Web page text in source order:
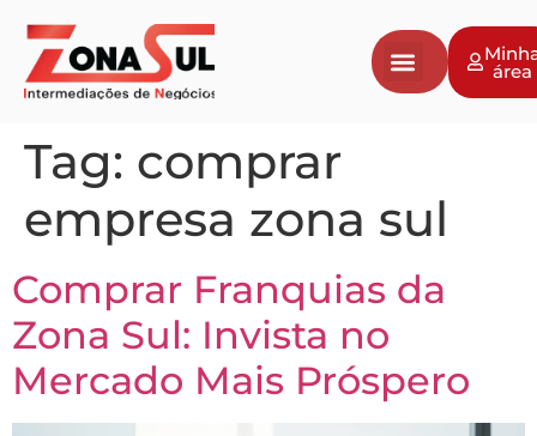
área
Tag: comprar
empresa zona sul
Comprar Franquias da
Zona Sul: Invista no
Mercado Mais Próspero